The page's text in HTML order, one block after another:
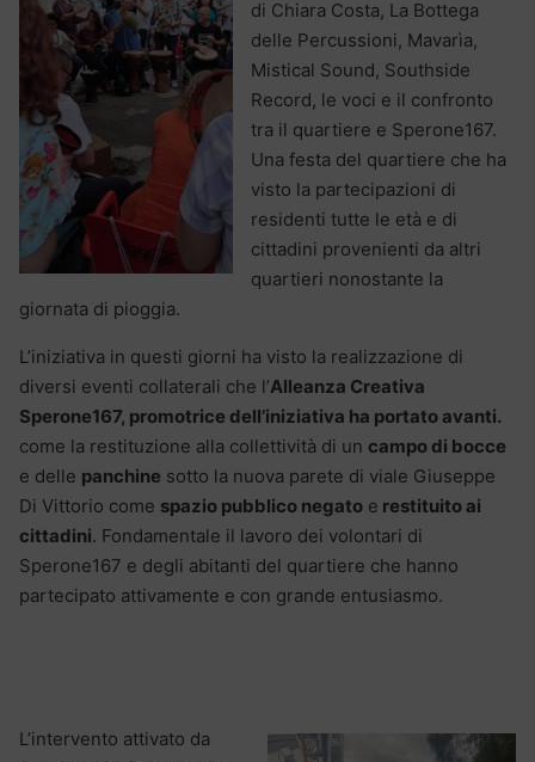
di Chiara Costa, La Bottega
delle Percussioni, Mavarìa,
Mistical Sound, Southside
Record, le voci e il confronto
tra il quartiere e Sperone167.
Una festa del quartiere che ha
visto la partecipazioni di
residenti tutte le età e di
cittadini provenienti da altri
quartieri nonostante la
giornata di pioggia.
L’iniziativa in questi giorni ha visto la realizzazione di
diversi eventi collaterali che l’Alleanza Creativa
Sperone167, promotrice dell’iniziativa ha portato avanti.
come la restituzione alla collettività di un campo di bocce
e delle panchine sotto la nuova parete di viale Giuseppe
Di Vittorio come spazio pubblico negato e restituito ai
cittadini. Fondamentale il lavoro dei volontari di
Sperone167 e degli abitanti del quartiere che hanno
partecipato attivamente e con grande entusiasmo.
L’intervento attivato da